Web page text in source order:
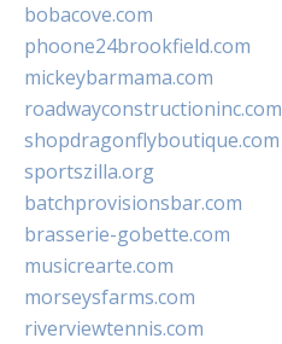
bobacove.com
phoone24brookfield.com
mickeybarmama.com
roadwayconstructioninc.com
shopdragonflyboutique.com
sportszilla.org
batchprovisionsbar.com
brasserie-gobette.com
musicrearte.com
morseysfarms.com
riverviewtennis.com